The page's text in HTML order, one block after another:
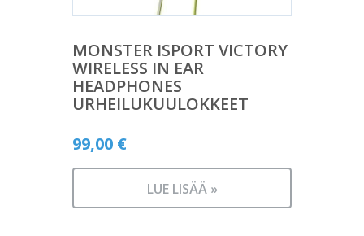
MONSTER ISPORT VICTORY
WIRELESS IN EAR
HEADPHONES
URHEILUKUULOKKEET
99,00 €
LUE LISÄÄ »